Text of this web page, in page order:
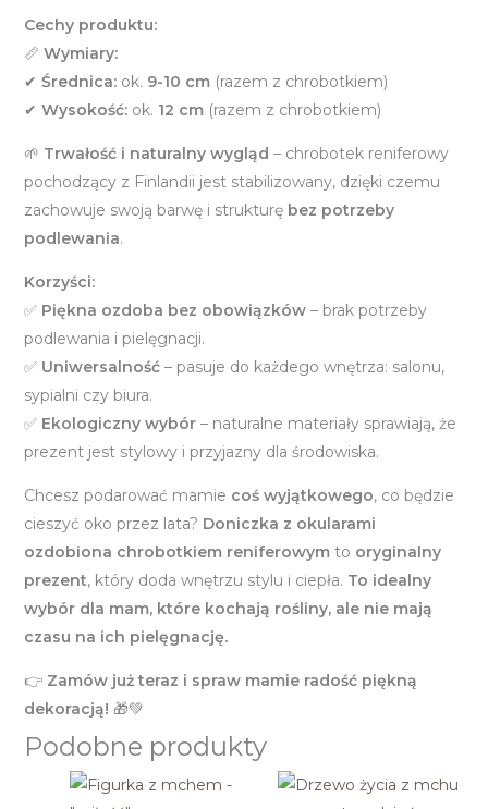
Cechy produktu:
📏 Wymiary:
✔ Średnica:ok. 9-10 cm(razem z chrobotkiem)
✔ Wysokość:ok. 12 cm(razem z chrobotkiem)
🌱 Trwałość i naturalny wygląd – chrobotek reniferowy
pochodzący z Finlandii jest stabilizowany, dzięki czemu
zachowuje swoją barwę i strukturę bez potrzeby
podlewania.
Korzyści:
✅ Piękna ozdoba bez obowiązków– brak potrzeby
podlewania i pielęgnacji.
✅ Uniwersalność– pasuje do każdego wnętrza: salonu,
sypialni czy biura.
✅ Ekologiczny wybór– naturalne materiały sprawiają, że
prezent jest stylowy i przyjazny dla środowiska.
Chcesz podarować mamie coś wyjątkowego, co będzie
cieszyć oko przez lata? Doniczka z okularami
ozdobiona chrobotkiem reniferowymto oryginalny
prezent, który doda wnętrzu stylu i ciepła. To idealny
wybór dla mam, które kochają rośliny, ale nie mają
czasu na ich pielęgnację.
👉 Zamów już teraz i spraw mamie radość piękną
dekoracją! 🎁💚
Podobne produkty